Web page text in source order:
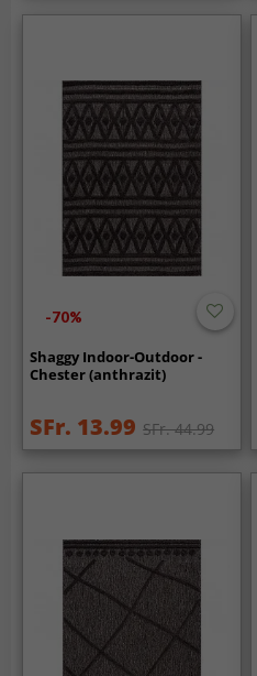
-70%
Shaggy Indoor-Outdoor -
Chester (anthrazit)
SFr. 13.99 SFr. 44.99